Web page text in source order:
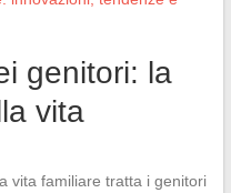
genitori: la
vita
vita familiare tratta i genitori